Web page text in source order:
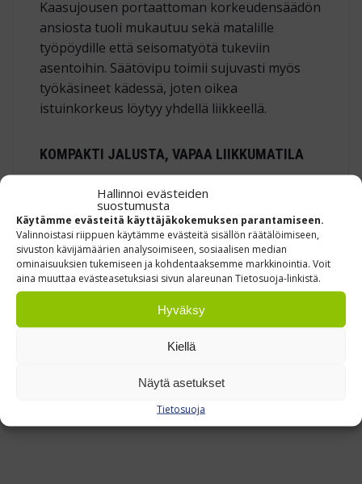
Hallinnoi evästeiden
suostumusta
Käytämme evästeitä käyttäjäkokemuksen parantamiseen.
Valinnoistasi riippuen käytämme evästeitä sisällön räätälöimiseen,
sivuston kävijämäärien analysoimiseen, sosiaalisen median
ominaisuuksien tukemiseen ja kohdentaaksemme markkinointia. Voit
aina muuttaa evästeasetuksiasi sivun alareunan Tietosuoja-linkistä.
Hyväksy
Kiellä
Näytä asetukset
Tietosuoja
Kaasujousen portaattoman korkeudensäädön
ansiosta tuoli mukautuu sekä matalille
työpöydille että seisomatyötä tukeviin
asentoihin. Säätövipu toimii sujuvasti myös
työkäsineet kädessä, joten oikea
istuinkorkeus löytyy yhdellä liikkeellä.
KOMPAKTI JALUSTA, VAPAA LIIKKUMATILA
Viisisakarainen ristikko on mitoitettu ahtaille
käytäville ja pakkauspöytien alle. Näin työtuoli
ei vie turhaa lattiatilaa, ja käyttäjä voi liikkua
vapaasti työpisteen ympärillä.
TUTUSTU REFERENSSEIHIMME »